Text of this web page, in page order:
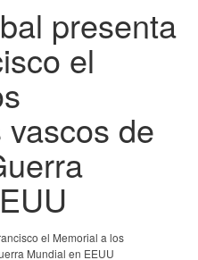
presenta
el
de